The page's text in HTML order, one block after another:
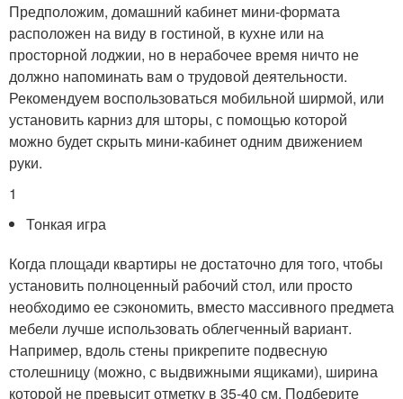
Предположим, домашний кабинет мини-формата
расположен на виду в гостиной, в кухне или на
просторной лоджии, но в нерабочее время ничто не
должно напоминать вам о трудовой деятельности.
Рекомендуем воспользоваться мобильной ширмой, или
установить карниз для шторы, с помощью которой
можно будет скрыть мини-кабинет одним движением
руки.
1
Тонкая игра
Когда площади квартиры не достаточно для того, чтобы
установить полноценный рабочий стол, или просто
необходимо ее сэкономить, вместо массивного предмета
мебели лучше использовать облегченный вариант.
Например, вдоль стены прикрепите подвесную
столешницу (можно, с выдвижными ящиками), ширина
которой не превысит отметку в 35-40 см. Подберите